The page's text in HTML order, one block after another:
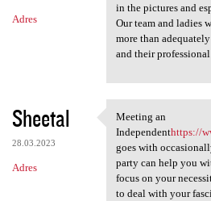
Adres
in the pictures and
Our team and ladies
more than
and their
Sheetal
28.03.2023
Adres
Meeting an
Meeting an
Independenthttps://
goes with
party can help you
focus on your
to deal with your